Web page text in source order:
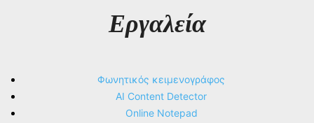
Εργαλεία
Φωνητικός κειμενογράφος
AI Content Detector
Online Notepad